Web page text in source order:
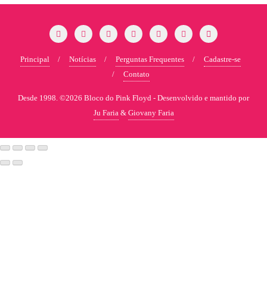
Principal Notícias Perguntas Frequentes
Cadastre-se
Contato
Desde 1998. ©2026 Bloco do Pink Floyd - Desenvolvido e mantido por
Ju Faria & Giovany Faria